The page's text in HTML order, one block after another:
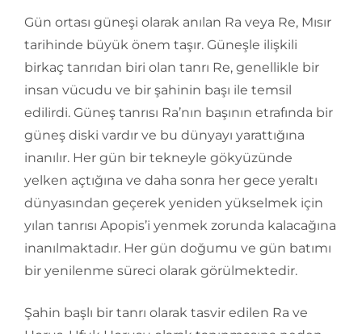
Gün ortası güneşi olarak anılan Ra veya Re, Mısır
tarihinde büyük önem taşır. Güneşle ilişkili
birkaç tanrıdan biri olan tanrı Re, genellikle bir
insan vücudu ve bir şahinin başı ile temsil
edilirdi. Güneş tanrısı Ra’nın başının etrafında bir
güneş diski vardır ve bu dünyayı yarattığına
inanılır. Her gün bir tekneyle gökyüzünde
yelken açtığına ve daha sonra her gece yeraltı
dünyasından geçerek yeniden yükselmek için
yılan tanrısı Apopis’i yenmek zorunda kalacağına
inanılmaktadır. Her gün doğumu ve gün batımı
bir yenilenme süreci olarak görülmektedir.
Şahin başlı bir tanrı olarak tasvir edilen Ra ve